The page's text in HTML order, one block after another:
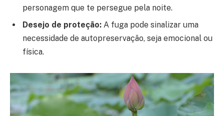
personagem que te persegue pela noite.
Desejo de proteção: A fuga pode sinalizar uma
necessidade de autopreservação, seja emocional ou
física.